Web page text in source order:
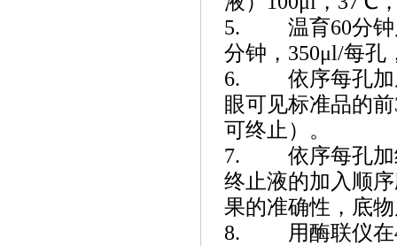
5. 温育60分钟后
分钟，350μl/每孔
6. 依序每孔加底
眼可见标准品的
可终止）。
7. 依序每孔加终
终止液的加入顺
果的准确性，底
8. 用酶联仪在